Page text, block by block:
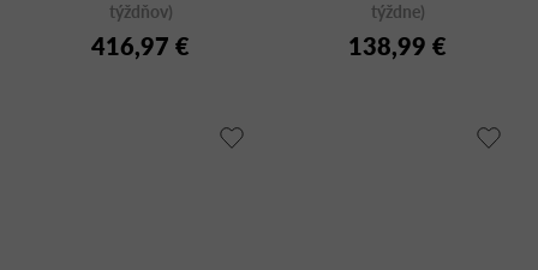
týždňov)
416,97 €
týždne)
138,99 €